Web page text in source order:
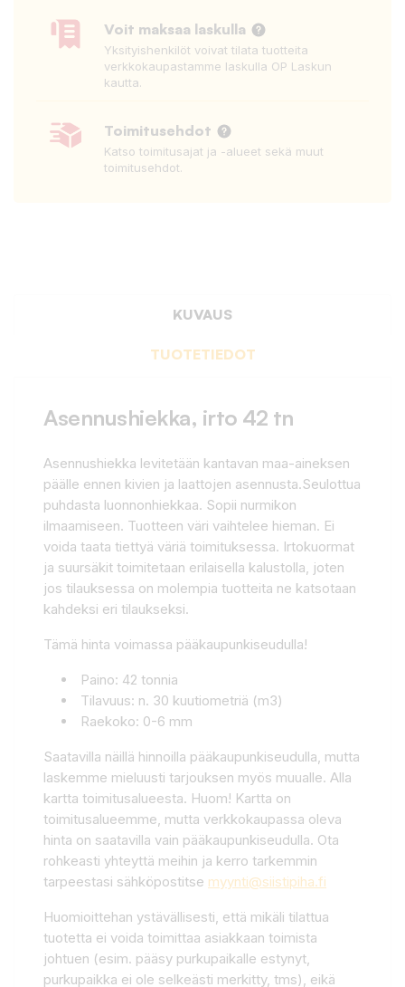
Voit maksaa laskulla
Yksityishenkilöt voivat tilata tuotteita
verkkokaupastamme laskulla OP Laskun
kautta.
Toimitusehdot
Katso toimitusajat ja -alueet sekä muut
toimitusehdot.
KUVAUS
TUOTETIEDOT
Asennushiekka, irto 42 tn
Asennushiekka levitetään kantavan maa-aineksen
päälle ennen kivien ja laattojen asennusta.Seulottua
puhdasta luonnonhiekkaa. Sopii nurmikon
ilmaamiseen. Tuotteen väri vaihtelee hieman. Ei
voida taata tiettyä väriä toimituksessa. Irtokuormat
ja suursäkit toimitetaan erilaisella kalustolla, joten
jos tilauksessa on molempia tuotteita ne katsotaan
kahdeksi eri tilaukseksi.
Tämä hinta voimassa pääkaupunkiseudulla!
Paino: 42 tonnia
Tilavuus: n. 30 kuutiometriä (m3)
Raekoko: 0-6 mm
Saatavilla näillä hinnoilla pääkaupunkiseudulla, mutta
laskemme mieluusti tarjouksen myös muualle. Alla
kartta toimitusalueesta. Huom! Kartta on
toimitusalueemme, mutta verkkokaupassa oleva
hinta on saatavilla vain pääkaupunkiseudulla. Ota
rohkeasti yhteyttä meihin ja kerro tarkemmin
tarpeestasi sähköpostitse myynti@siistipiha.fi
Huomioittehan ystävällisesti, että mikäli tilattua
tuotetta ei voida toimittaa asiakkaan toimista
johtuen (esim. pääsy purkupaikalle estynyt,
purkupaikka ei ole selkeästi merkitty, tms), eikä